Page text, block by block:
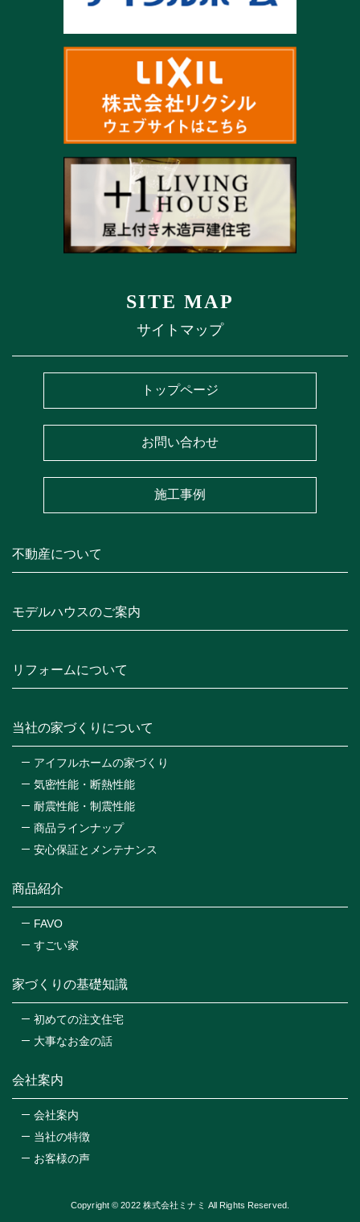
SITE MAP
サイトマップ
トップページ
お問い合わせ
施工事例
モデルハウスのご案内
リフォームについて
家づくりの基礎知識
初めての注文住宅
大事なお金の話
会社案内
会社案内
当社の特徴
お客様の声
当社の家づくりについて
アイフルホームの家づくり
気密性能・断熱性能
耐震性能・制震性能
商品ラインナップ
安心保証とメンテナンス
商品紹介
FAVO
すごい家
不動産について
Copyright © 2022 株式会社ミナミ All Rights Reserved.